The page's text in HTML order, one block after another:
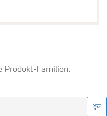
Produkt-Familien.